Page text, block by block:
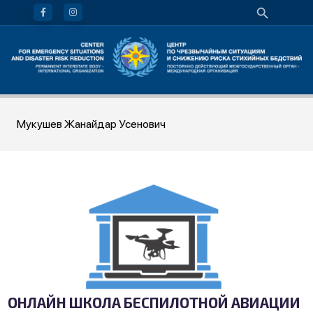
Мукушев Жанайдар Усенович
ОНЛАЙН ШКОЛА БЕСПИЛОТНОЙ АВИАЦИИ